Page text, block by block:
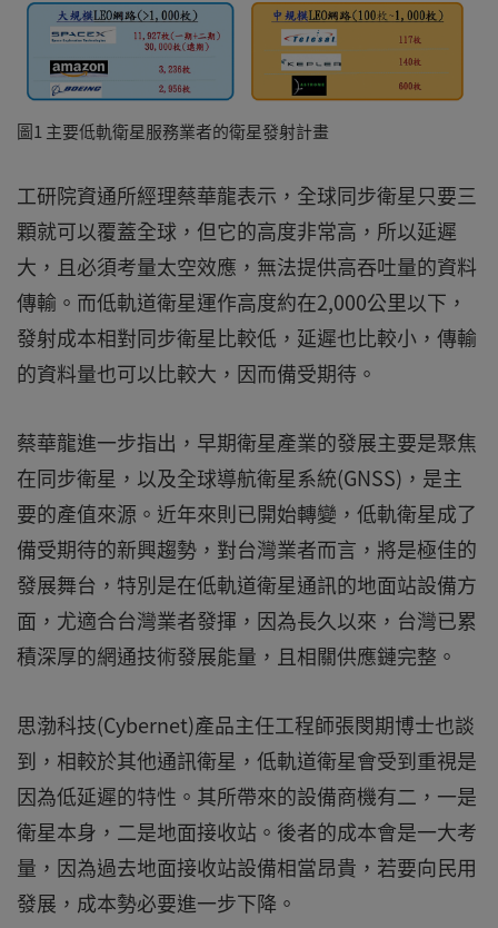
圖1 主要低軌衛星服務業者的衛星發射計畫
工研院資通所經理蔡華龍表示，全球同步衛星只要三
顆就可以覆蓋全球，但它的高度非常高，所以延遲
大，且必須考量太空效應，無法提供高吞吐量的資料
傳輸。而低軌道衛星運作高度約在2,000公里以下，
發射成本相對同步衛星比較低，延遲也比較小，傳輸
的資料量也可以比較大，因而備受期待。
蔡華龍進一步指出，早期衛星產業的發展主要是聚焦
在同步衛星，以及全球導航衛星系統(GNSS)，是主
要的產值來源。近年來則已開始轉變，低軌衛星成了
備受期待的新興趨勢，對台灣業者而言，將是極佳的
發展舞台，特別是在低軌道衛星通訊的地面站設備方
面，尤適合台灣業者發揮，因為長久以來，台灣已累
積深厚的網通技術發展能量，且相關供應鏈完整。
思渤科技(Cybernet)產品主任工程師張閔期博士也談
到，相較於其他通訊衛星，低軌道衛星會受到重視是
因為低延遲的特性。其所帶來的設備商機有二，一是
衛星本身，二是地面接收站。後者的成本會是一大考
量，因為過去地面接收站設備相當昂貴，若要向民用
發展，成本勢必要進一步下降。